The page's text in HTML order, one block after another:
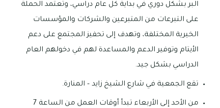
البر بشكل دوري في بداية كل عام دراسي، وتعتمد الحملة
على التبرعات من المتبرعين والشركات والمؤسسات
الخيرية المختلفة، وتهدف إلى تحفيز المجتمع على دعم
الأيتام وتوفير الدعم والمساعدة لهم في دخولهم العام
الدراسي بشكل جيد.
تقع الجمعية في شارع الشيخ زايد – المنارة.
من الأحد إلى الأربعاء تبدأ أوقات العمل من الساعة 7